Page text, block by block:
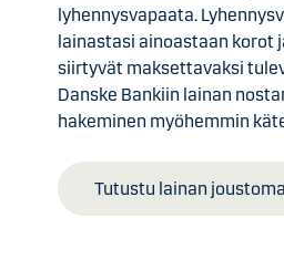
lyhennysvapaata.
lainastasi ainoastaan korot
siirtyvät maksettavaksi
Danske Bankiin lainan
hakeminen myöhemmin
Tutustu lainan